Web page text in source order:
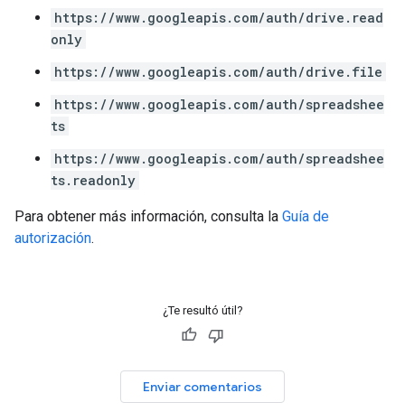
https://www.googleapis.com/auth/drive.read
only
https://www.googleapis.com/auth/drive.file
https://www.googleapis.com/auth/spreadshee
ts
https://www.googleapis.com/auth/spreadshee
ts.readonly
Para obtener más información, consulta la Guía de
autorización.
¿Te resultó útil?
Enviar comentarios